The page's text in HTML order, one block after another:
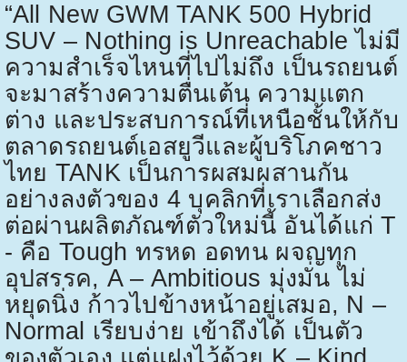
“All New GWM TANK 500 Hybrid
SUV – Nothing is Unreachableไม่มี
ความสำเร็จไหนที่ไปไม่ถึง เป็นรถยนต์
จะมาสร้างความตื่นเต้น ความแตก
ต่าง และประสบการณ์ที่เหนือชั้นให้กับ
ตลาดรถยนต์เอสยูวีและผู้บริโภคชาว
ไทย TANK เป็นการผสมผสานกัน
อย่างลงตัวของ 4 บุคลิกที่เราเลือกส่ง
ต่อผ่านผลิตภัณฑ์ตัวใหม่นี้ อันได้แก่T
- คือTough ทรหด อดทน ผจญทุก
อุปสรรค, A – Ambitious มุ่งมั่น ไม่
หยุดนิ่ง ก้าวไปข้างหน้าอยู่เสมอ, N –
Normal เรียบง่าย เข้าถึงได้ เป็นตัว